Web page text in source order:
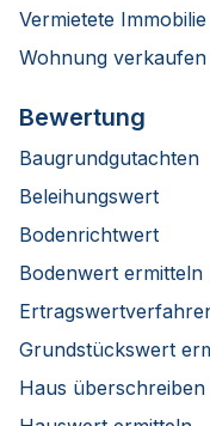
Vermietete
Wohnung verkaufen
Bewertung
Baugrundgutachten
Beleihungswert
Bodenrichtwert
Bodenwert ermitteln
Grundstückswert
Haus